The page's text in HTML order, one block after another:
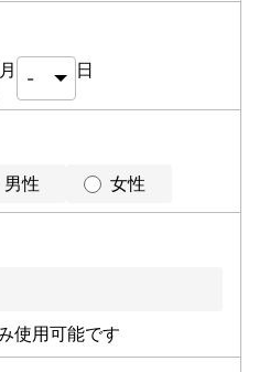
月 日
男性 女性
使用可能です